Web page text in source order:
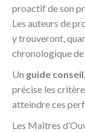
proactif de son
Les auteurs de
y trouveront,
chronologique
Un guide conseil
précise les
atteindre ces
Les Maîtres